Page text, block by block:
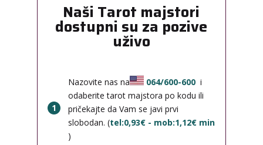
Naši Tarot majstori
dostupni su za pozive
uživo
1
Nazovite nas na 064/600-600 i
odaberite tarot majstora po kodu ili
pričekajte da Vam se javi prvi
slobodan. (tel:0,93€ - mob:1,12€ min
)